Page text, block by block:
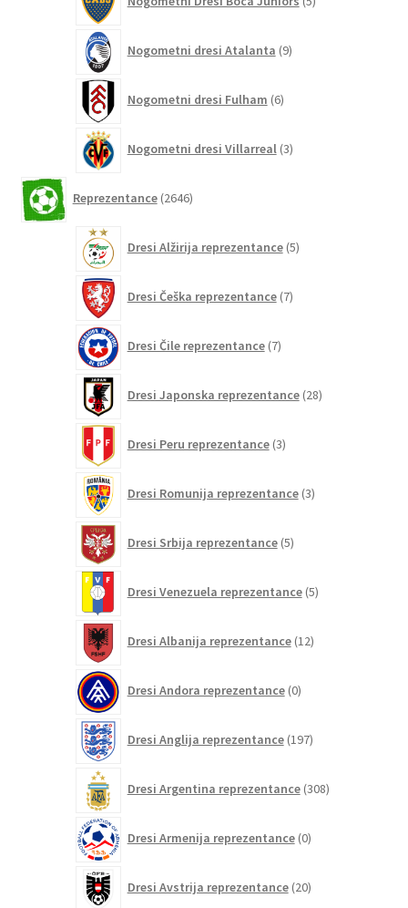
izdelkov
Nogometni dresi Atalanta 9izdelkov
Nogometni dresi Fulham 6izdelkov
Nogometni dresi Villarreal 3izdelki
Reprezentance 2646izdelkov
Dresi Alžirija reprezentance 5izdelkov
Dresi Češka reprezentance 7izdelkov
Dresi Čile reprezentance 7izdelkov
Dresi Japonska reprezentance 28izdelkov
Dresi Peru reprezentance 3izdelki
Dresi Romunija reprezentance 3izdelki
Dresi Srbija reprezentance 5izdelkov
Dresi Venezuela reprezentance 5izdelkov
Dresi Albanija reprezentance 12izdelkov
Dresi Andora reprezentance 0izdelkov
Dresi Anglija reprezentance 197izdelkov
Dresi Argentina reprezentance 308izdelkov
Dresi Armenija reprezentance 0izdelkov
Dresi Avstrija reprezentance 20izdelkov